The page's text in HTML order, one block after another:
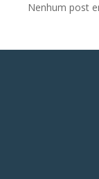
Nenhum post